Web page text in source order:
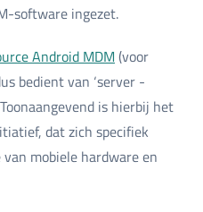
software ingezet.
Android MDM (voor
bedient van ‘server -
is hierbij het
dat zich specifiek
mobiele hardware en